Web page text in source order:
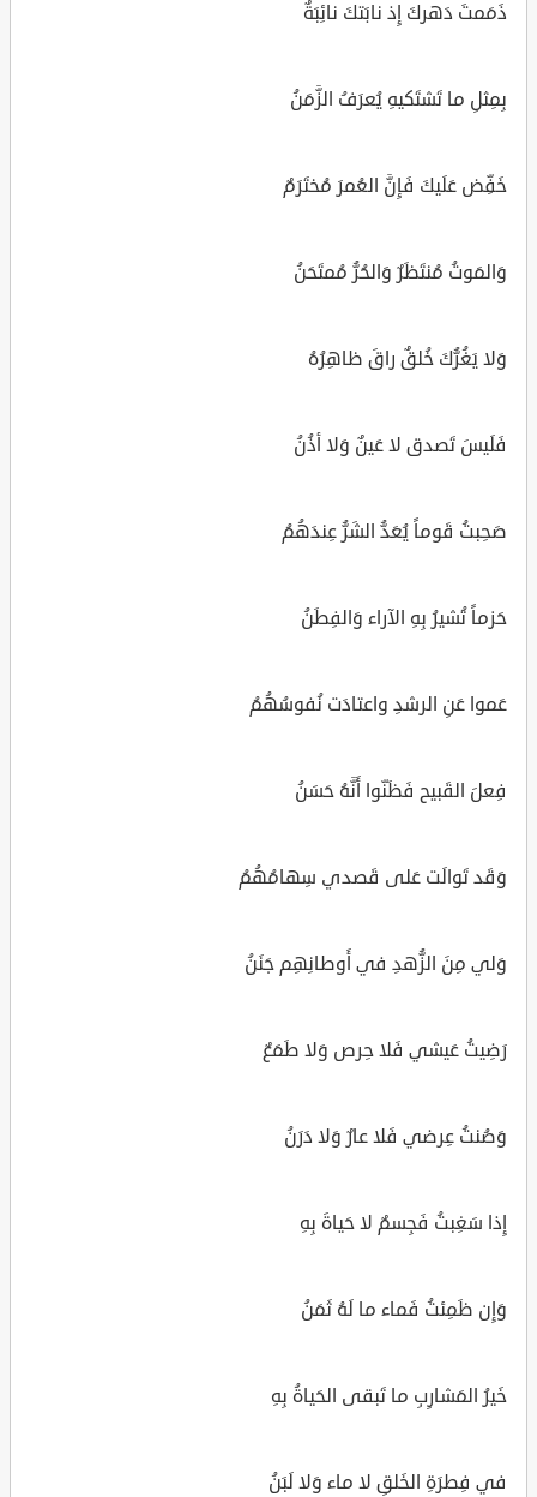
ذَمَمتَ دَهركَ إِذ نابَتكَ نائِبَةٌ
بِمِثلِ ما تَشتَكيهِ يُعرَفُ الزَّمَنُ
خَفِّض عَلَيكَ فَإِنَّ العُمرَ مُختَرَمٌ
وَالمَوتُ مُنتَظَرٌ وَالحُرُّ مُمتَحَنُ
وَلا يَغُرُّكَ خُلقٌ راقَ ظاهِرُهُ
فَلَيسَ تَصدق لا عَينٌ وَلا أذُنُ
صَحِبتُ قَوماً يُعَدُّ الشَرُّ عِندَهُمُ
حَزماً تُشيرُ بِهِ الآراء وَالفِطَنُ
عَموا عَنِ الرشدِ واعتادَت نُفوسُهُمُ
فِعلَ القَبيح فَظَنّوا أَنَّهُ حَسَنُ
وَقَد تَوالَت عَلى قَصدي سِهامُهُمُ
وَلي مِنَ الزُّهدِ في أَوطانِهِم جَنَنُ
رَضِيتُ عَيشي فَلا حِرص وَلا طَمَعٌ
وَصُنتُ عِرضي فَلا عارٌ وَلا دَرَنُ
إِذا سَغِبتُ فَجِسمٌ لا حَياةَ بِهِ
وَإِن ظَمِئتُ فَماء ما لَهُ ثَمَنُ
خَيرُ المَشارِبِ ما تَبقى الحَياةُ بِهِ
في فِطرَةِ الخَلقِ لا ماء وَلا لَبَنُ